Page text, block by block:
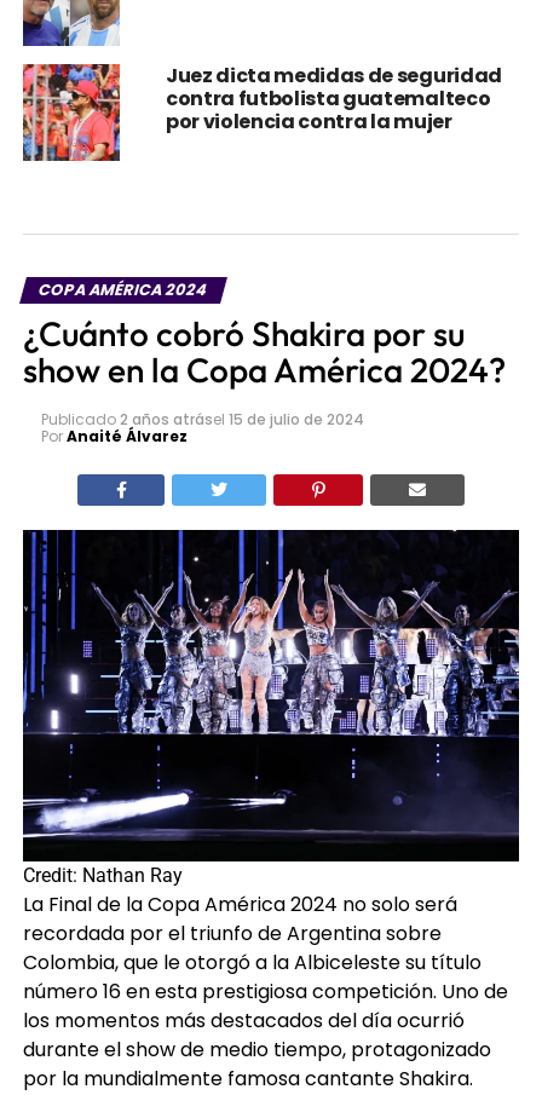
Juez dicta medidas de seguridad
contra futbolista guatemalteco
por violencia contra la mujer
COPA AMÉRICA 2024
¿Cuánto cobró Shakira por su
show en la Copa América 2024?
Publicado2 años atrásel 15 de julio de 2024
PorAnaité Álvarez
Credit: Nathan Ray
La Final de la Copa América 2024 no solo será
recordada por el triunfo de Argentina sobre
Colombia, que le otorgó a la Albiceleste su título
número 16 en esta prestigiosa competición. Uno de
los momentos más destacados del día ocurrió
durante el show de medio tiempo, protagonizado
por la mundialmente famosa cantante Shakira.